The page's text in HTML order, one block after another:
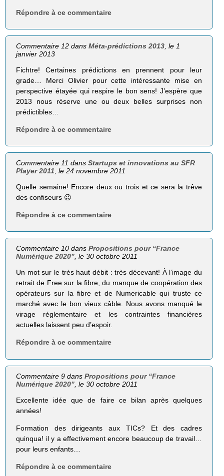
Répondre à ce commentaire
Commentaire 12 dansMéta-prédictions 2013 , le 1
janvier 2013
Fichtre! Certaines prédictions en prennent pour leur
grade… Merci Olivier pour cette intéressante mise en
perspective étayée qui respire le bon sens! J’espère que
2013 nous réserve une ou deux belles surprises non
prédictibles…
Répondre à ce commentaire
Commentaire 11 dansStartups et innovations au SFR
Player 2011 , le 24 novembre 2011
Quelle semaine! Encore deux ou trois et ce sera la trêve
des confiseurs 😉
Répondre à ce commentaire
Commentaire 10 dansPropositions pour “France
Numérique 2020”, le 30 octobre 2011
Un mot sur le très haut débit : très décevant! À l’image du
retrait de Free sur la fibre, du manque de coopération des
opérateurs sur la fibre et de Numericable qui truste ce
marché avec le bon vieux câble. Nous avons manqué le
virage réglementaire et les contraintes financières
actuelles laissent peu d’espoir.
Répondre à ce commentaire
Commentaire 9 dansPropositions pour “France
Numérique 2020” , le 30 octobre 2011
Excellente idée que de faire ce bilan après quelques
années!
Formation des dirigeants aux TICs? Et des cadres
quinqua! il y a effectivement encore beaucoup de travail…
pour leurs enfants…
Répondre à ce commentaire